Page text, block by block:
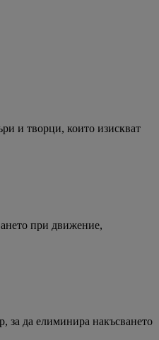
и творци, които изискват
при движение,
за да елиминира накъсването